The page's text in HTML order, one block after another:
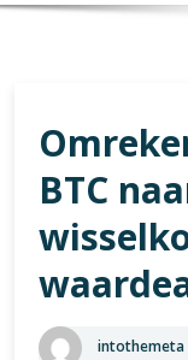
BTC
intothemeta